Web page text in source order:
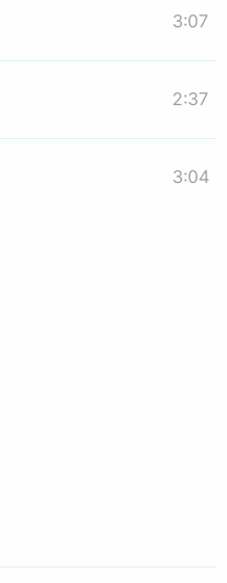
3:07
2:37
3:04